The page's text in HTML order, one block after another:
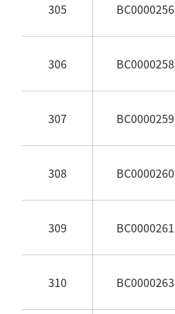
305 BC0000256
306 BC0000258
307 BC0000259
308 BC0000260
309 BC0000261
310 BC0000263